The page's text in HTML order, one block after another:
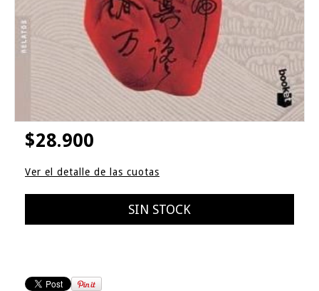
$28.900
Ver el detalle de las cuotas